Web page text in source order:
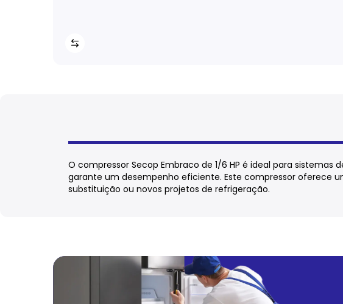
O compressor Secop Embraco de 1/6 HP é ideal para
garante um desempenho eficiente. Este compressor oferece
substituição ou novos projetos de refrigeração.